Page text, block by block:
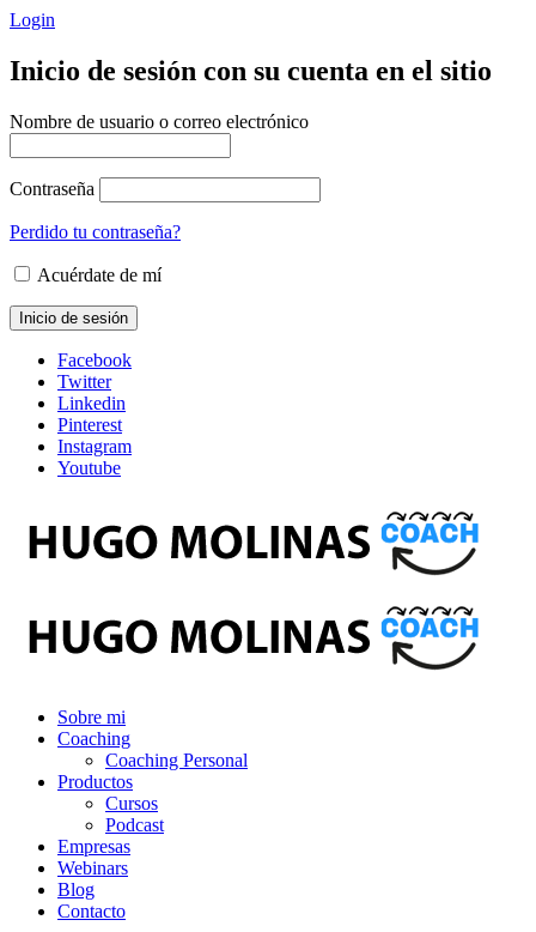
Login
Inicio de sesión con su cuenta en el sitio
Nombre de usuario o correo electrónico
Contraseña
Perdido tu contraseña?
Acuérdate de mí
Facebook
Twitter
Linkedin
Pinterest
Instagram
Youtube
Sobre mi
Coaching
Coaching Personal
Productos
Cursos
Podcast
Empresas
Webinars
Blog
Contacto